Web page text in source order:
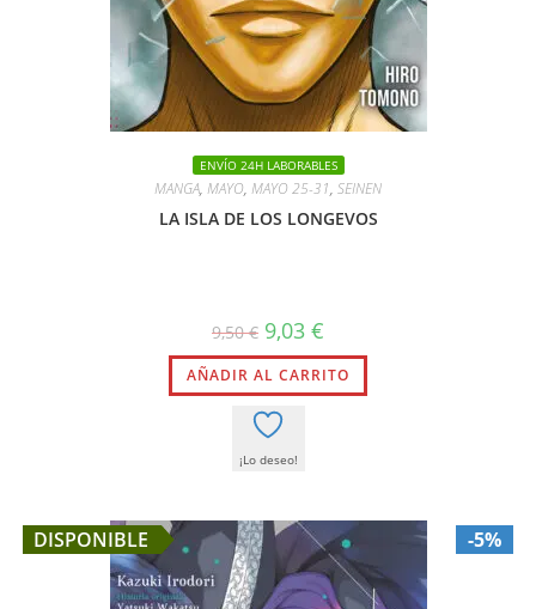
ENVÍO 24H LABORABLES
MANGA, MAYO, MAYO 25-31, SEINEN
LA ISLA DE LOS LONGEVOS
9,50€ El
precio
original
era:
9,50 €.
9,03 €
actual
es:
9,03 €.
AÑADIR AL CARRITO
¡Lo deseo!
DISPONIBLE -5%